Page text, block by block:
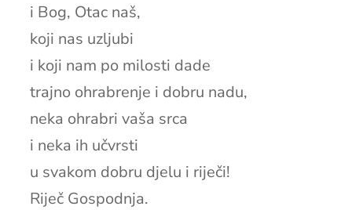
i Bog, Otac naš,
koji nas uzljubi
i koji nam po milosti dade
trajno ohrabrenje i dobru nadu,
neka ohrabri vaša srca
i neka ih učvrsti
u svakom dobru djelu i riječi!
Riječ Gospodnja.